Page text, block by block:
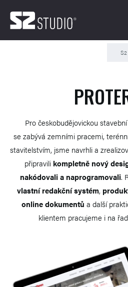
Pro českobudějovickou
se zabývá zemními pracemi,
stavitelstvím, jsme navrhli a
připravili kompletně nový
nakódovali a naprogramovali.
vlastní redakční systém,
online dokumentů a další
klientem pracujeme i na